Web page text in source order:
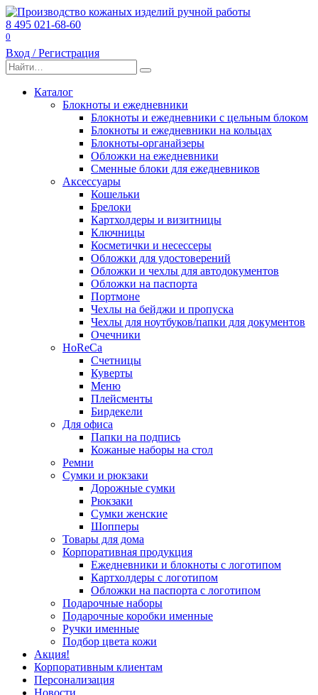
Перейти
к
содержанию
8 495 021-68-60
0
Вход / Регистрация
Search
for:
Каталог
Блокноты и ежедневники
Блокноты и ежедневники с цельным блоком
Блокноты и ежедневники на кольцах
Блокноты-органайзеры
Обложки на ежедневники
Сменные блоки для ежедневников
Аксессуары
Кошельки
Брелоки
Картхолдеры и визитницы
Ключницы
Косметички и несессеры
Обложки для удостоверений
Обложки и чехлы для автодокументов
Обложки на паспорта
Портмоне
Чехлы на бейджи и пропуска
Чехлы для ноутбуков/папки для документов
Очечники
HoReCa
Счетницы
Куверты
Меню
Плейсменты
Бирдекели
Для офиса
Папки на подпись
Кожаные наборы на стол
Ремни
Сумки и рюкзаки
Дорожные сумки
Рюкзаки
Сумки женские
Шопперы
Товары для дома
Корпоративная продукция
Ежедневники и блокноты с логотипом
Картхолдеры с логотипом
Обложки на паспорта с логотипом
Подарочные наборы
Подарочные коробки именные
Ручки именные
Подбор цвета кожи
Акция!
Корпоративным клиентам
Персонализация